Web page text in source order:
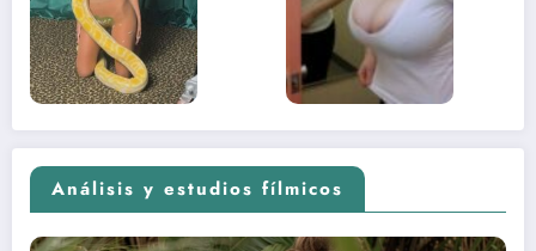
adolescente
Análisis y estudios fílmicos